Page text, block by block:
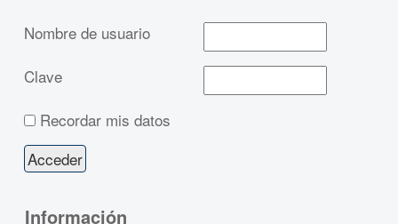
Nombre de usuario
Clave
Recordar mis datos
Información